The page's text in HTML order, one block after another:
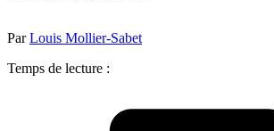
ParLouis Mollier-Sabet
Temps de lecture :